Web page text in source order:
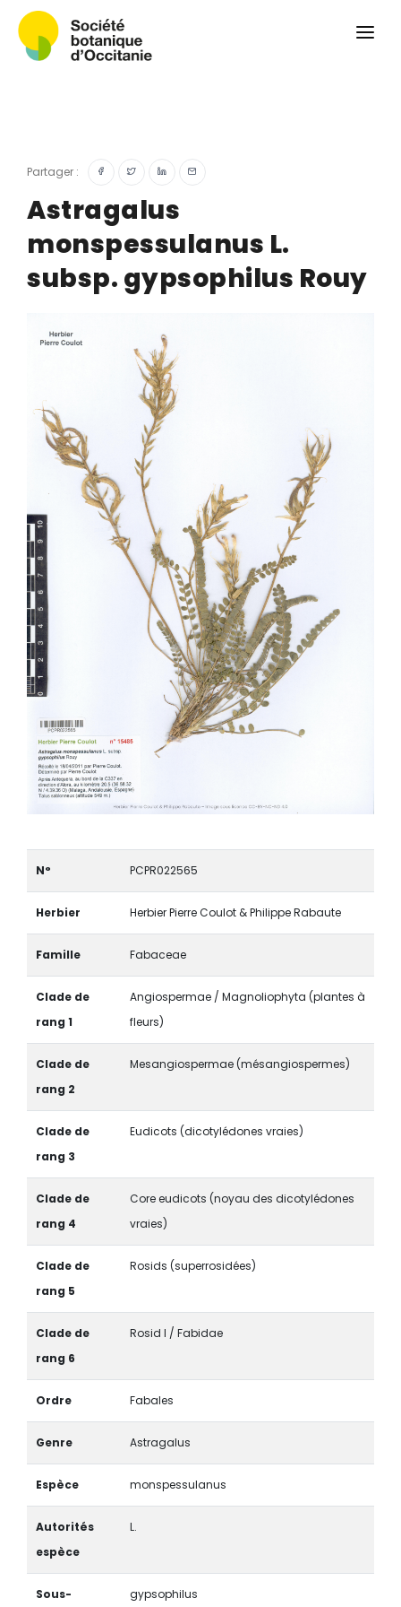
Herbier PCPR
Ressources
Actualités et calendrier
Partager :
Astragalus
monspessulanus L.
subsp. gypsophilus Rouy
N° PCPR022565
Herbier Herbier Pierre Coulot & Philippe Rabaute
Famille Fabaceae
Clade de
rang 1
Angiospermae / Magnoliophyta (plantes à
fleurs)
Clade de
rang 2
Mesangiospermae (mésangiospermes)
Clade de
rang 3
Eudicots (dicotylédones vraies)
Clade de
rang 4
Core eudicots (noyau des dicotylédones
vraies)
Clade de
rang 5
Rosids (superrosidées)
Clade de
rang 6
Rosid I / Fabidae
Ordre Fabales
Genre Astragalus
Espèce monspessulanus
Autorités
espèce
L.
Sous- gypsophilus